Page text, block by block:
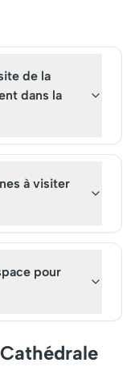
de la
dans la
à visiter
pour